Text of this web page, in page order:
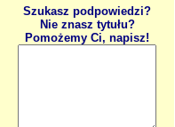
Szukasz podpowiedzi?
Nie znasz tytułu?
Pomożemy Ci, napisz!